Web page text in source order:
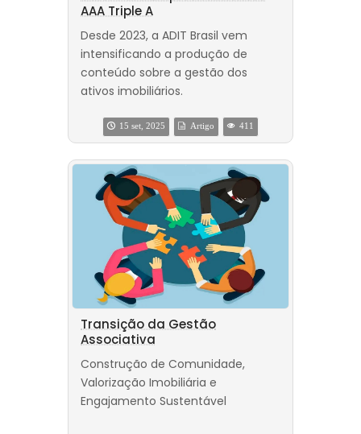
AAA Triple A
Desde 2023, a ADIT Brasil vem
intensificando a produção de
conteúdo sobre a gestão dos
ativos imobiliários.
15 set, 2025 Artigo 411
Transição da Gestão
Associativa
Construção de Comunidade,
Valorização Imobiliária e
Engajamento Sustentável